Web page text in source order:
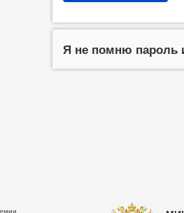
Я не помню пароль